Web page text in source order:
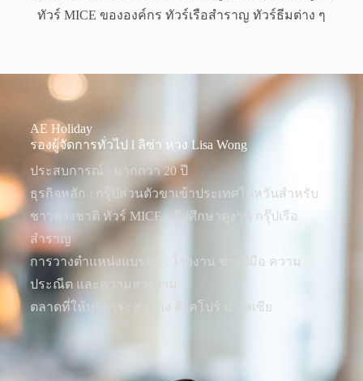
ทัวร์ MICE ขององค์กร ทัวร์เรือสำราญ ทัวร์ธีมต่าง ๆ
AE Holiday
รองผู้จัดการทั่วไป l ลิซ่า หวง Lisa Wong
ประสบการณ์ : มากกว่า 20 ปี
ธุรกิจหลัก : กรุ๊ปส่วนตัวขาเข้าประเทศไต้หวันสำหรับ
ชาวต่างชาติ ทัวร์ MICE กรุ๊ปศึกษาดูงาน กรุ๊ปเรือ
สำราญ
การวางตำแหน่งแบรนด์ : โรงงาน ช่างฝีมือ ความ
ประณีต และความสวยงาม
ตลาดที่ให้บริการ : ฮ่องกง สิงคโปร์ มาเลเซีย